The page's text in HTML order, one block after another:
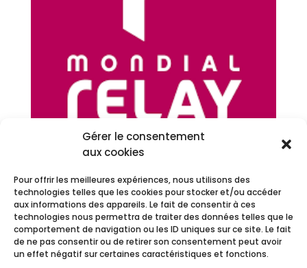
Gérer le consentement
aux cookies
Pour offrir les meilleures expériences, nous utilisons des
technologies telles que les cookies pour stocker et/ou accéder
aux informations des appareils. Le fait de consentir à ces
technologies nous permettra de traiter des données telles que le
comportement de navigation ou les ID uniques sur ce site. Le fait
de ne pas consentir ou de retirer son consentement peut avoir
un effet négatif sur certaines caractéristiques et fonctions.
Nouvelle expedition – Mondial Relay
4,99€ – 8,80€Plage
de
prix :
4,99 €
à
Nouvelle Expedition